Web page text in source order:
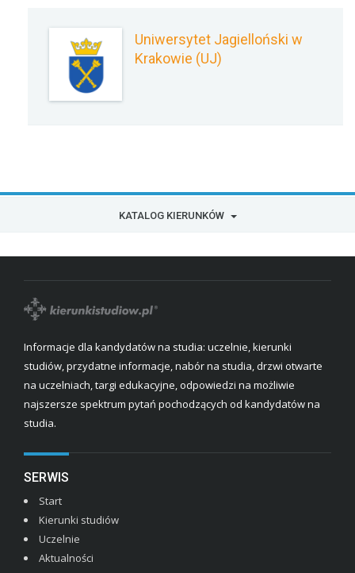
Uniwersytet Jagielloński w
Krakowie (UJ)
KATALOG KIERUNKÓW
Informacje dla kandydatów na studia: uczelnie, kierunki
studiów, przydatne informacje, nabór na studia, drzwi otwarte
na uczelniach, targi edukacyjne, odpowiedzi na możliwie
najszersze spektrum pytań pochodzących od kandydatów na
studia.
SERWIS
Start
Kierunki studiów
Uczelnie
Aktualności